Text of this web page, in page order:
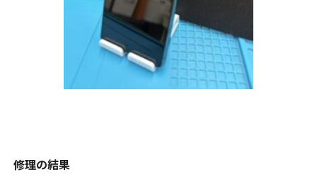
修理の結果